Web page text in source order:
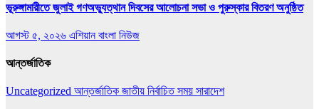
ভূরুঙ্গামারীতে জুলাই গণঅভ‍্যুত্থান দিবসের আলোচনা সভা ও পুরুস্কার বিতরণ অনুষ্ঠিত
আগস্ট ৫, ২০২৬ এশিয়ান বাংলা নিউজ
আন্তর্জাতিক
Uncategorized আন্তর্জাতিক জাতীয় নির্বাচিত সময় সারাদেশ